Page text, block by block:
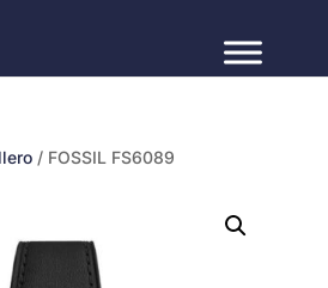
/ FOSSIL FS6089